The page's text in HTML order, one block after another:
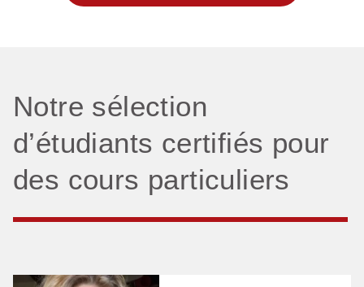
Notre sélection
d’étudiants certifiés pour
des cours particuliers